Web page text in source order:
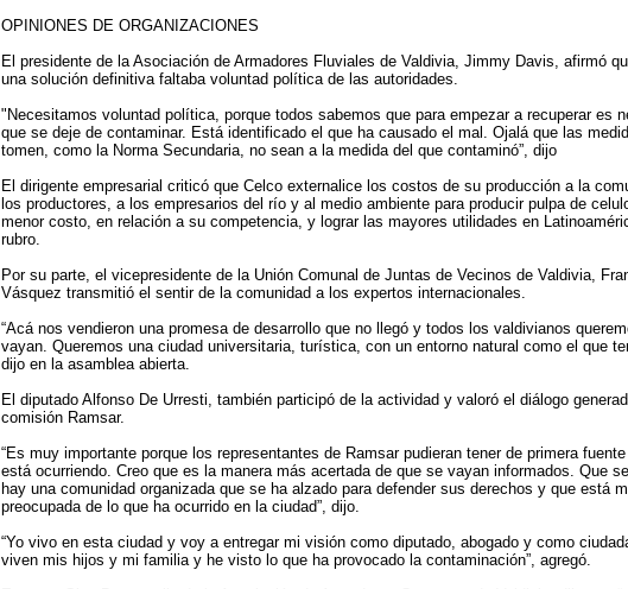
OPINIONES DE ORGANIZACIONES
El presidente de la Asociación de Armadores Fluviales de Valdivia, Jimmy Davis, afirmó
una solución definitiva faltaba voluntad política de las autoridades.
"Necesitamos voluntad política, porque todos sabemos que para empezar a recuperar es
que se deje de contaminar. Está identificado el que ha causado el mal. Ojalá que las
tomen, como la Norma Secundaria, no sean a la medida del que contaminó”, dijo
El dirigente empresarial criticó que Celco externalice los costos de su producción a la
los productores, a los empresarios del río y al medio ambiente para producir pulpa de
menor costo, en relación a su competencia, y lograr las mayores utilidades en
rubro.
Por su parte, el vicepresidente de la Unión Comunal de Juntas de Vecinos de Valdivia,
Vásquez transmitió el sentir de la comunidad a los expertos internacionales.
“Acá nos vendieron una promesa de desarrollo que no llegó y todos los valdivianos
vayan. Queremos una ciudad universitaria, turística, con un entorno natural como el que
dijo en la asamblea abierta.
El diputado Alfonso De Urresti, también participó de la actividad y valoró el diálogo
comisión Ramsar.
“Es muy importante porque los representantes de Ramsar pudieran tener de primera
está ocurriendo. Creo que es la manera más acertada de que se vayan informados. Que
hay una comunidad organizada que se ha alzado para defender sus derechos y que está
preocupada de lo que ha ocurrido en la ciudad”, dijo.
“Yo vivo en esta ciudad y voy a entregar mi visión como diputado, abogado y como
viven mis hijos y mi familia y he visto lo que ha provocado la contaminación”, agregó.